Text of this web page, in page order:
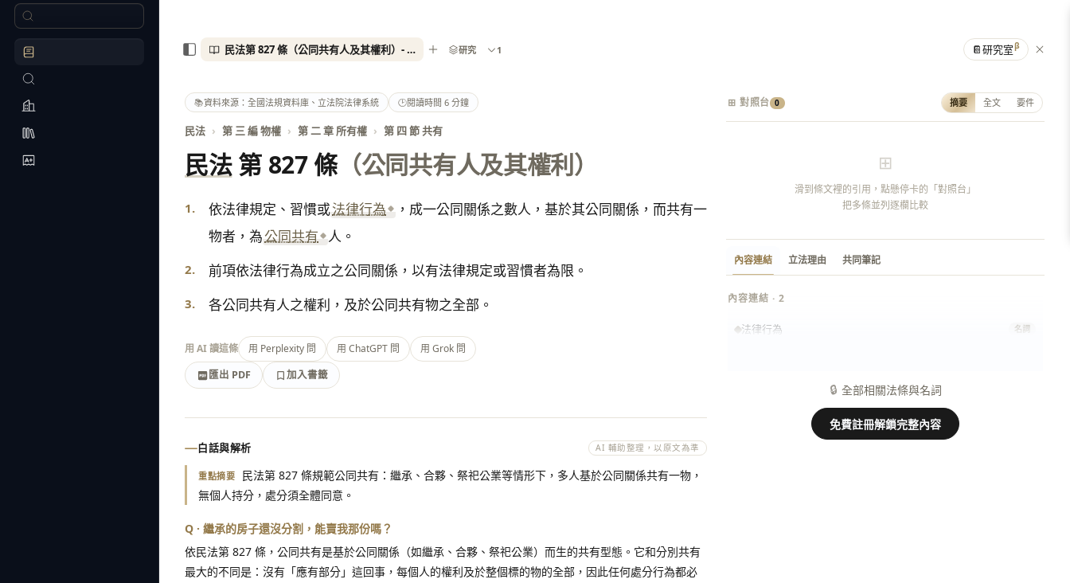
📚資料來源：全國法規資料庫、立法院法律系統 🕑閱讀時間 6 分鐘
民法 › 第 三 編 物權 › 第 二 章 所有權 › 第 四 節 共有
民法第 827 條（公同共有人及其權利）
1. 依法律規定、習慣或法律行為
，成一公同關係之數人，基於其公同關係，而共有一
物者，為公同共有 人。
2. 前項依法律行為成立之公同關係，以有法律規定或習慣者為限。
3. 各公同共有人之權利，及於公同共有物之全部。
用 AI 讀這條 用 Perplexity 問 用 ChatGPT 問
用 Grok 問
匯出 PDF
加入書籤
匯出 PDF
加入書籤
白話與解析 AI 輔助整理，以原文為準
重點摘要
民法第 827 條規範公同共有：繼承、合夥、祭祀公業等情形下，多人基於公同關係共有一物，
無個人持分，處分須全體同意。
Q · 繼承的房子還沒分割，能賣我那份嗎？
依民法第 827 條，公同共有是基於公同關係（如繼承、合夥、祭祀公業）而生的共有型態。它和分別共有
最大的不同是：沒有「應有部分」這回事，每個人的權利及於整個標的物的全部，因此任何處分行為都必
⊞ 對照台 0 摘要 全文 要件
⊞
滑到條文裡的引用，點懸停卡的「對照台」
把多條並列逐欄比較
內容連結 立法理由 共同筆記
內容連結 · 2
法律行為 名詞
🔒 全部相關法條與名詞
免費註冊解鎖完整內容
民法第 827 條（公同共有人及其權利）- 2026 最新全國法規資料庫 研究 1 📔研究室β